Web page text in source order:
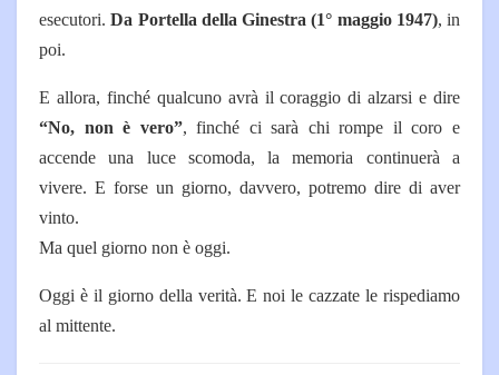
esecutori.Da Portella della Ginestra (1° maggio 1947), in
poi.
E allora, finché qualcuno avrà il coraggio di alzarsi e dire
“No, non è vero”, finché ci sarà chi rompe il coro e
accende una luce scomoda, la memoria continuerà a
vivere. E forse un giorno, davvero, potremo dire di aver
vinto.
Ma quel giorno non è oggi.
Oggi è il giorno della verità. E noi le cazzate le rispediamo
al mittente.